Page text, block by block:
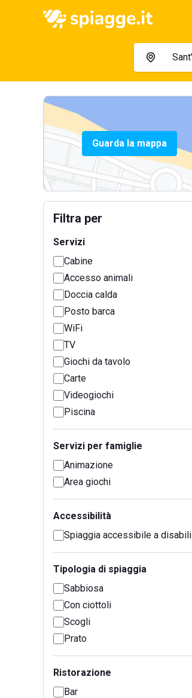
Guarda la mappa
Filtra per
Servizi
Cabine
Accesso animali
Doccia calda
Posto barca
WiFi
TV
Giochi da tavolo
Carte
Videogiochi
Piscina
Servizi per famiglie
Animazione
Area giochi
Accessibilità
Spiaggia accessibile a disabili
Tipologia di spiaggia
Sabbiosa
Con ciottoli
Scogli
Prato
Ristorazione
Bar